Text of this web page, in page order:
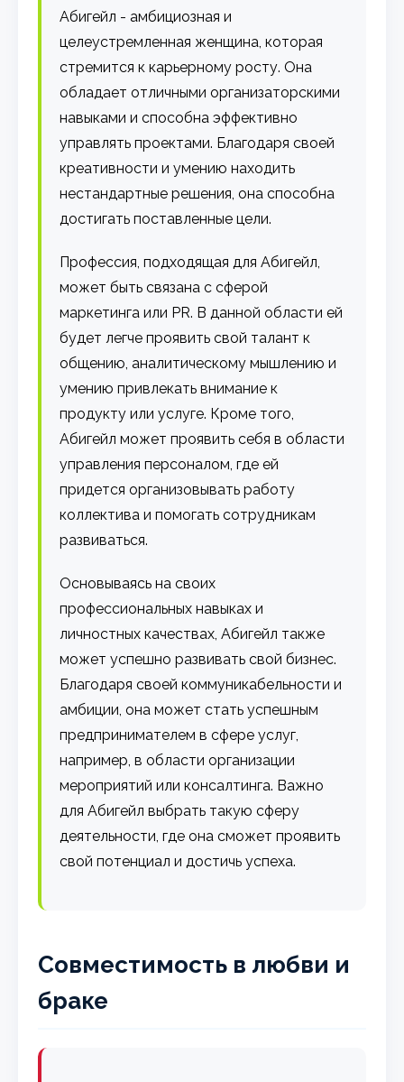
Абигейл - амбициозная и
целеустремленная женщина, которая
стремится к карьерному росту. Она
обладает отличными организаторскими
навыками и способна эффективно
управлять проектами. Благодаря своей
креативности и умению находить
нестандартные решения, она способна
достигать поставленные цели.
Профессия, подходящая для Абигейл,
может быть связана с сферой
маркетинга или PR. В данной области ей
будет легче проявить свой талант к
общению, аналитическому мышлению и
умению привлекать внимание к
продукту или услуге. Кроме того,
Абигейл может проявить себя в области
управления персоналом, где ей
придется организовывать работу
коллектива и помогать сотрудникам
развиваться.
Основываясь на своих
профессиональных навыках и
личностных качествах, Абигейл также
может успешно развивать свой бизнес.
Благодаря своей коммуникабельности и
амбиции, она может стать успешным
предпринимателем в сфере услуг,
например, в области организации
мероприятий или консалтинга. Важно
для Абигейл выбрать такую сферу
деятельности, где она сможет проявить
свой потенциал и достичь успеха.
Совместимость в любви и
браке